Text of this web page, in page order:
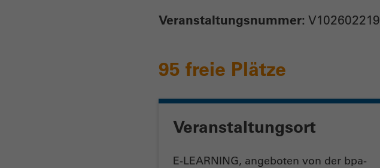
Veranstaltungsnummer: V102602219
95 freie Plätze
Veranstaltungsort
E-LEARNING, angeboten von der bpa-